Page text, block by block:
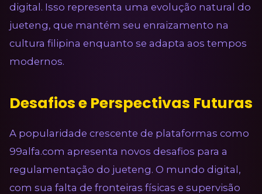
digital. Isso representa uma evolução natural do
jueteng, que mantém seu enraizamento na
cultura filipina enquanto se adapta aos tempos
modernos.
Desafios e Perspectivas Futuras
A popularidade crescente de plataformas como
99alfa.com apresenta novos desafios para a
regulamentação do jueteng. O mundo digital,
com sua falta de fronteiras físicas e supervisão